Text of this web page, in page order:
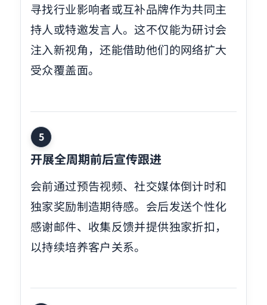
寻找行业影响者或互补品牌作为共同主
持人或特邀发言人。这不仅能为研讨会
注入新视角，还能借助他们的网络扩大
受众覆盖面。
5
开展全周期前后宣传跟进
会前通过预告视频、社交媒体倒计时和
独家奖励制造期待感。会后发送个性化
感谢邮件、收集反馈并提供独家折扣，
以持续培养客户关系。